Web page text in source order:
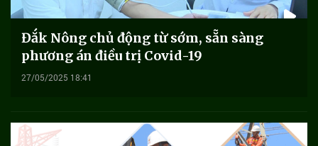
Đắk Nông chủ động từ sớm, sẵn sàng
phương án điều trị Covid-19
27/05/2025 18:41